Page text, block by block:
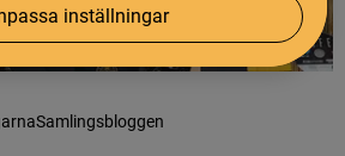
inställningar
Samlingsbloggen